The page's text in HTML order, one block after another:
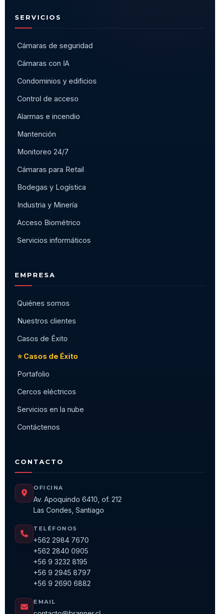
SERVICIOS
Cámaras de seguridad
Cámaras con IA
Condominios y edificios
Control de acceso
Alarmas e incendio
Mantención
Monitoreo 24/7
Cámaras para Retail
Bodegas y Logística
Industria y Minería
Acceso Biométrico
Servicios informáticos
EMPRESA
Quiénes somos
Nuestros clientes
Casos de Éxito
⭐ Casos de Éxito
Portafolio
Cercos eléctricos
Servicios en la nube
Contáctenos
CONTACTO
OFICINA
Av. Apoquindo 6410, of. 212
Las Condes, Santiago
TELÉFONOS
+562 2984 7670
+562 2840 0905
+56 9 3232 8195
+56 9 2945 8797
+56 9 2690 6882
EMAIL